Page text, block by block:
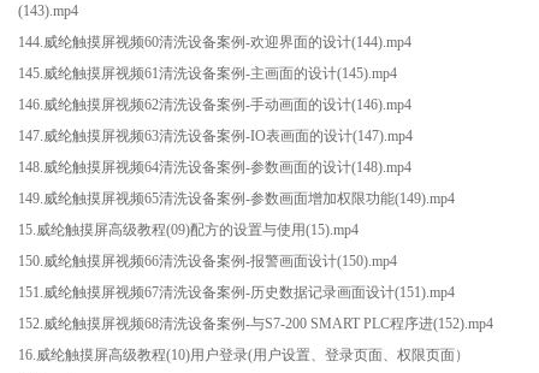
(143).mp4
144.威纶触摸屏视频60清洗设备案例-欢迎界面的设计(144).mp4
145.威纶触摸屏视频61清洗设备案例-主画面的设计(145).mp4
146.威纶触摸屏视频62清洗设备案例-手动画面的设计(146).mp4
147.威纶触摸屏视频63清洗设备案例-IO表画面的设计(147).mp4
148.威纶触摸屏视频64清洗设备案例-参数画面的设计(148).mp4
149.威纶触摸屏视频65清洗设备案例-参数画面增加权限功能(149).mp4
15.威纶触摸屏高级教程(09)配方的设置与使用(15).mp4
150.威纶触摸屏视频66清洗设备案例-报警画面设计(150).mp4
151.威纶触摸屏视频67清洗设备案例-历史数据记录画面设计(151).mp4
152.威纶触摸屏视频68清洗设备案例-与S7-200 SMART PLC程序进(152).mp4
16.威纶触摸屏高级教程(10)用户登录(用户设置、登录页面、权限页面）